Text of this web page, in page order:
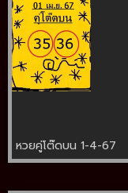
หวยคู่โต๊ดบน 1-4-67